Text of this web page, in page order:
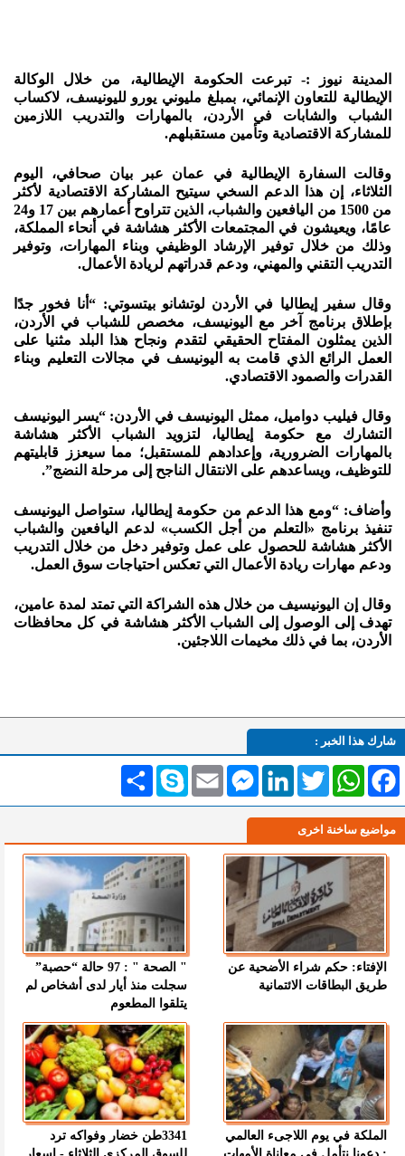
المدينة نيوز :- تبرعت الحكومة الإيطالية، من خلال الوكالة
الإيطالية للتعاون الإنمائي، بمبلغ مليوني يورو لليونيسف، لاكساب
الشباب والشابات في الأردن، بالمهارات والتدريب اللازمين
للمشاركة الاقتصادية وتأمين مستقبلهم.
وقالت السفارة الإيطالية في عمان عبر بيان صحافي، اليوم
الثلاثاء، إن هذا الدعم السخي سيتيح المشاركة الاقتصادية لأكثر
من 1500 من اليافعين والشباب، الذين تتراوح أعمارهم بين 17 و24
عامًا، ويعيشون في المجتمعات الأكثر هشاشة في أنحاء المملكة،
وذلك من خلال توفير الإرشاد الوظيفي وبناء المهارات، وتوفير
التدريب التقني والمهني، ودعم قدراتهم لريادة الأعمال.
وقال سفير إيطاليا في الأردن لوتشانو بيتسوتي: “أنا فخور جدًا
بإطلاق برنامج آخر مع اليونيسف، مخصص للشباب في الأردن،
الذين يمثلون المفتاح الحقيقي لتقدم ونجاح هذا البلد مثنيا على
العمل الرائع الذي قامت به اليونيسف في مجالات التعليم وبناء
القدرات والصمود الاقتصادي.
وقال فيليب دواميل، ممثل اليونيسف في الأردن: “يسر اليونيسف
التشارك مع حكومة إيطاليا، لتزويد الشباب الأكثر هشاشة
بالمهارات الضرورية، وإعدادهم للمستقبل؛ مما سيعزز قابليتهم
للتوظيف، ويساعدهم على الانتقال الناجح إلى مرحلة النضج”.
وأضاف: “ومع هذا الدعم من حكومة إيطاليا، ستواصل اليونيسف
تنفيذ برنامج «التعلم من أجل الكسب» لدعم اليافعين والشباب
الأكثر هشاشة للحصول على عمل وتوفير دخل من خلال التدريب
ودعم مهارات ريادة الأعمال التي تعكس احتياجات سوق العمل.
وقال إن اليونيسيف من خلال هذه الشراكة التي تمتد لمدة عامين،
تهدف إلى الوصول إلى الشباب الأكثر هشاشة في كل محافظات
الأردن، بما في ذلك مخيمات اللاجئين.
شارك هذا الخبر :
انشر Skype Email
MessengerLinkedInTwitterWhatsAppFacebook
مواضيع ساخنة اخرى
الإفتاء: حكم شراء الأضحية عن
طريق البطاقات الائتمانية
" الصحة " : 97 حالة “حصبة”
سجلت منذ أيار لدى أشخاص لم
يتلقوا المطعوم
الملكة في يوم اللاجىء العالمي
3341طن خضار وفواكه ترد